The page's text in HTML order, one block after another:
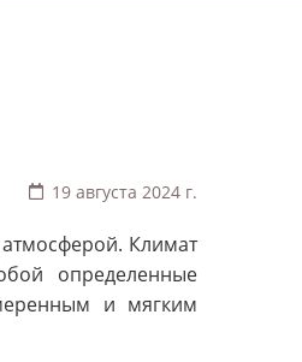
19 августа 2024 г.
Климат
определенные
и мягким